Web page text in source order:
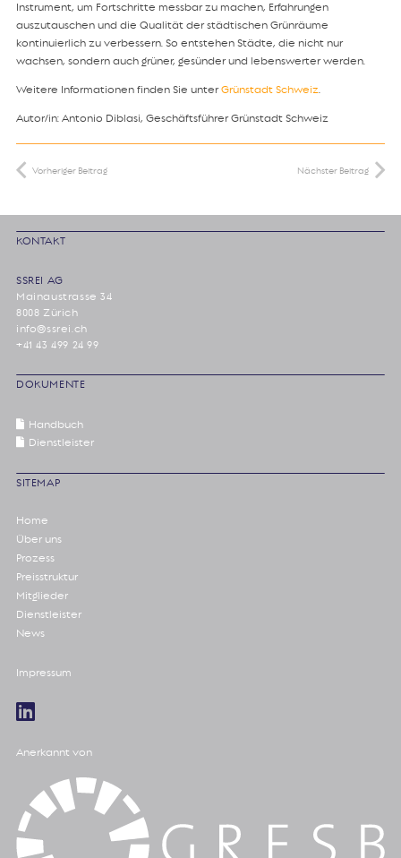
Instrument, um Fortschritte messbar zu machen, Erfahrungen
auszutauschen und die Qualität der städtischen Grünräume
kontinuierlich zu verbessern. So entstehen Städte, die nicht nur
wachsen, sondern auch grüner, gesünder und lebenswerter werden.
Weitere Informationen finden Sie unterGrünstadt Schweiz.
Autor/in: Antonio Diblasi, Geschäftsführer Grünstadt Schweiz
Vorheriger Beitrag Nächster Beitrag
KONTAKT
SSREI AG
Mainaustrasse 34
8008 Zürich
info@ssrei.ch
+41 43 499 24 99
DOKUMENTE
Handbuch
Dienstleister
SITEMAP
Home
Über uns
Prozess
Preisstruktur
Mitglieder
Dienstleister
News
Impressum
Anerkannt von